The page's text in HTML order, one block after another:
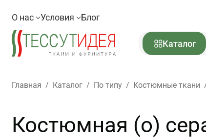
О нас Условия Блог
Каталог
Главная / Каталог / По типу / Костюмные ткани
Костюмная (о)